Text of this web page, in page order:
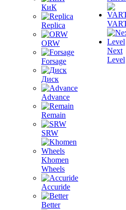
КиК
Replica
ORW
Forsage
Диск
Advance
Remain
SRW
Khomen
Wheels
Accuride
Better
Next
Level